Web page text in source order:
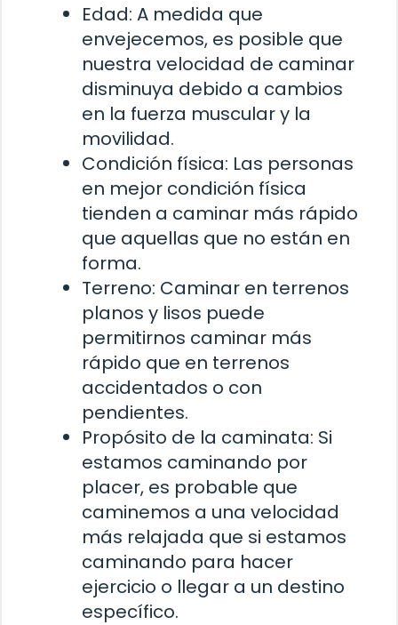
Edad: A medida que
envejecemos, es posible que
nuestra velocidad de caminar
disminuya debido a cambios
en la fuerza muscular y la
movilidad.
Condición física: Las personas
en mejor condición física
tienden a caminar más rápido
que aquellas que no están en
forma.
Terreno: Caminar en terrenos
planos y lisos puede
permitirnos caminar más
rápido que en terrenos
accidentados o con
pendientes.
Propósito de la caminata: Si
estamos caminando por
placer, es probable que
caminemos a una velocidad
más relajada que si estamos
caminando para hacer
ejercicio o llegar a un destino
específico.